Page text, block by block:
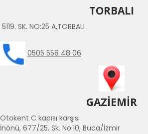
TORBALI
5119. SK. NO:25 A,TORBALI
0505 558 48 06
GAZİEMİR
Otokent C kapısı karşısı
İnönü, 677/25. Sk. No:10, Buca/İzmir